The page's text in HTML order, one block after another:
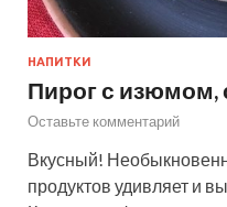
НАПИТКИ
Пирог с
Оставьте комментарий
Вкусный!
продуктов удивляет и